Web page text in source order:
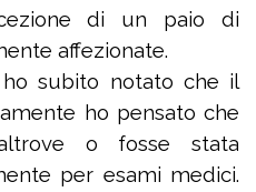
di un paio di
affezionate.
ho subito notato che il
ho pensato che
altrove o fosse stata
per esami medici.